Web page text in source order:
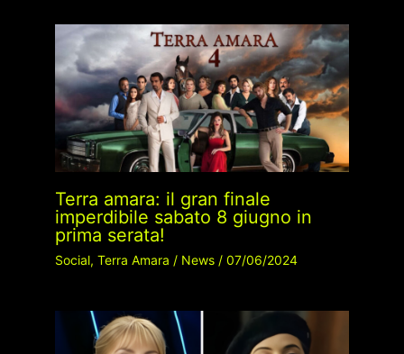
Terra amara: il gran finale
imperdibile sabato 8 giugno in
prima serata!
Social, Terra Amara / News/ 07/06/2024